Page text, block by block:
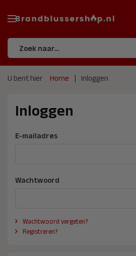
U bent hier Home Inloggen
Inloggen
E-mailadres
Wachtwoord
Wachtwoord vergeten?
Registreren?